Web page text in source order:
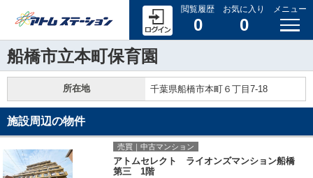
閲覧履歴
0
お気に入り
0
メニュー
船橋市立本町保育園
所在地 千葉県船橋市本町６丁目7-18
施設周辺の物件
売買｜中古マンション
アトムセレクト ライオンズマンション船橋
第三 1階